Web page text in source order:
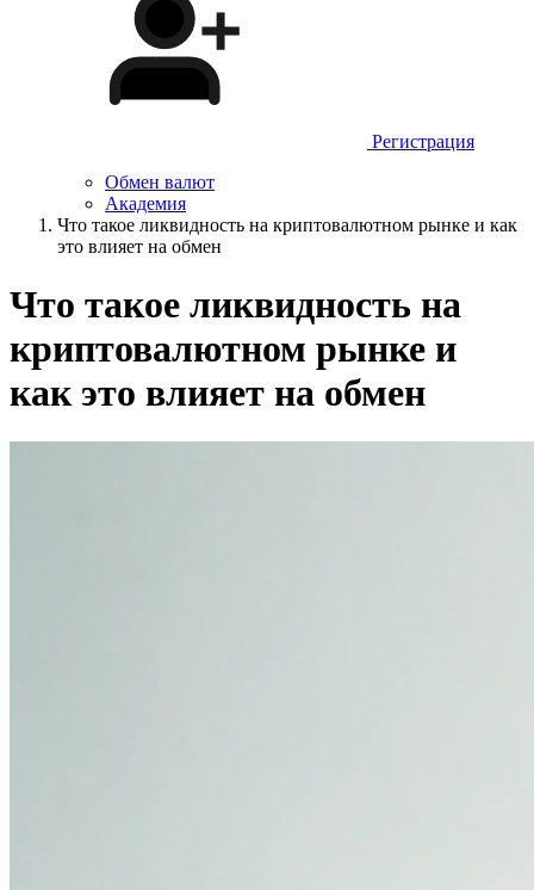
Регистрация
Обмен валют
Академия
Что такое ликвидность на криптовалютном рынке и как
это влияет на обмен
Что такое ликвидность на
криптовалютном рынке и
как это влияет на обмен